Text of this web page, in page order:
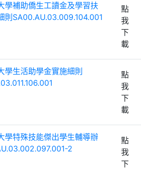
學補助僑生工讀金及學習扶
則SA00.AU.03.009.104.001
點
我
下
載
學生活助學金實施細則
點
我
下
載
學特殊技能傑出學生輔導辦
2
點
我
下